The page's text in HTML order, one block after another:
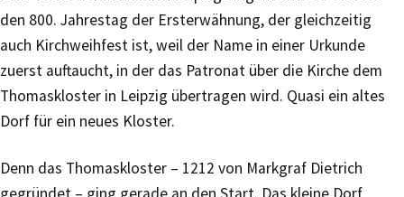
den 800. Jahrestag der Ersterwähnung, der gleichzeitig
auch Kirchweihfest ist, weil der Name in einer Urkunde
zuerst auftaucht, in der das Patronat über die Kirche dem
Thomaskloster in Leipzig übertragen wird. Quasi ein altes
Dorf für ein neues Kloster.
Denn das Thomaskloster – 1212 von Markgraf Dietrich